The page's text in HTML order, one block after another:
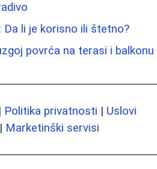
Da li je korisno ili štetno?
povrća na terasi i balkonu
| Politika privatnosti | Uslovi
| Marketinški servisi